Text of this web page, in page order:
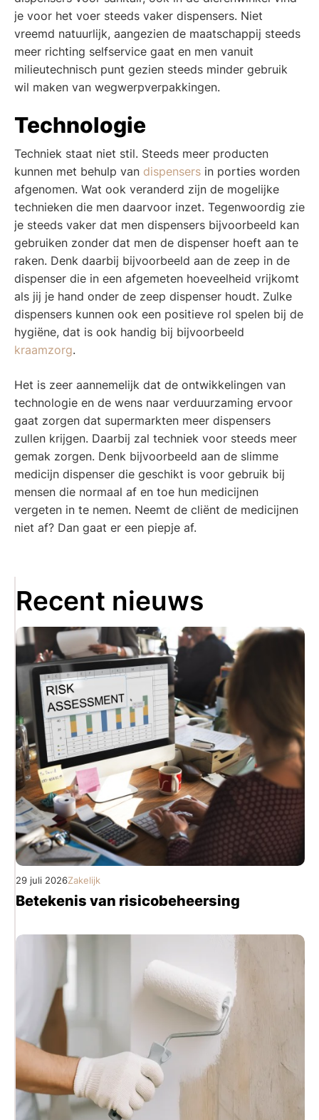
je voor het voer steeds vaker dispensers. Niet
vreemd natuurlijk, aangezien de maatschappij steeds
meer richting selfservice gaat en men vanuit
milieutechnisch punt gezien steeds minder gebruik
wil maken van wegwerpverpakkingen.
Technologie
Techniek staat niet stil. Steeds meer producten
kunnen met behulp van dispensers in porties worden
afgenomen. Wat ook veranderd zijn de mogelijke
technieken die men daarvoor inzet. Tegenwoordig zie
je steeds vaker dat men dispensers bijvoorbeeld kan
gebruiken zonder dat men de dispenser hoeft aan te
raken. Denk daarbij bijvoorbeeld aan de zeep in de
dispenser die in een afgemeten hoeveelheid vrijkomt
als jij je hand onder de zeep dispenser houdt. Zulke
dispensers kunnen ook een positieve rol spelen bij de
hygiëne, dat is ook handig bij bijvoorbeeld
kraamzorg.
Het is zeer aannemelijk dat de ontwikkelingen van
technologie en de wens naar verduurzaming ervoor
gaat zorgen dat supermarkten meer dispensers
zullen krijgen. Daarbij zal techniek voor steeds meer
gemak zorgen. Denk bijvoorbeeld aan de slimme
medicijn dispenser die geschikt is voor gebruik bij
mensen die normaal af en toe hun medicijnen
vergeten in te nemen. Neemt de cliënt de medicijnen
niet af? Dan gaat er een piepje af.
Recent nieuws
29 juli 2026Zakelijk
Betekenis van risicobeheersing